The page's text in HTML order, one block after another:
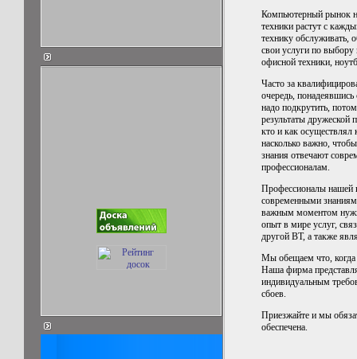
Компьютерный рынок
техники растут с
технику обслуживать,
свои услуги по
офисной техники,
Часто за
очередь,
надо подкрутить,
результаты
кто и как
насколько важно,
знания отвечают
профессионалам.
Профессионалы нашей
современными
важным моментом
опыт в мире услуг,
другой ВТ, а также
Мы обещаем что, когда
Наша фирма
индивидуальным
сбоев.
Приезжайте и мы
обеспечена.